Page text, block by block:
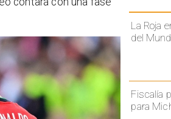
La Roja
del
Fiscalía
para